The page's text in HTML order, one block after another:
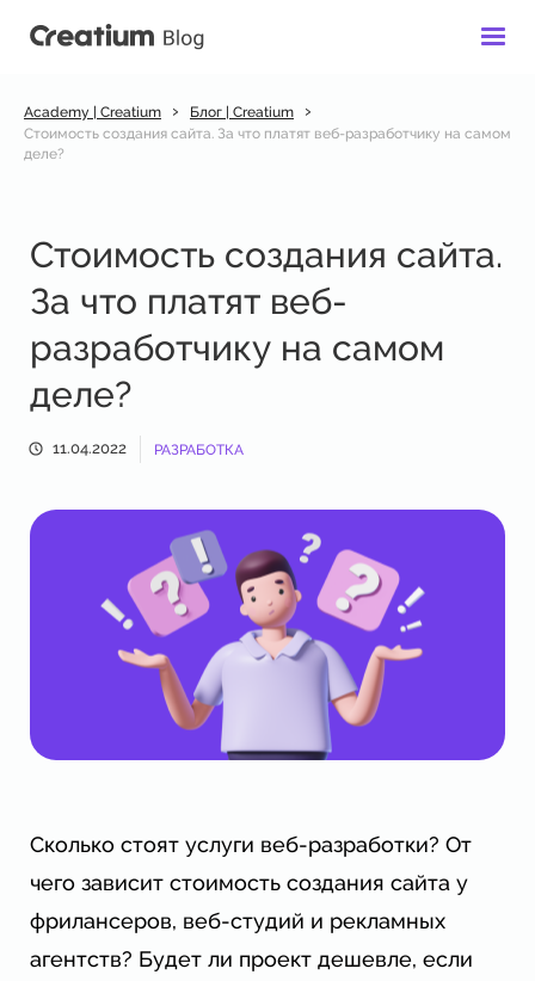
Academy | Creatium › Блог | Creatium ›
Стоимость создания сайта. За что платят веб-разработчику на самом
деле?
Стоимость создания сайта.
За что платят веб-
разработчику на самом
деле?
11.04.2022 РАЗРАБОТКА
Сколько стоят услуги веб-разработки? От
чего зависит стоимость создания сайта у
фрилансеров, веб-студий и рекламных
агентств? Будет ли проект дешевле, если